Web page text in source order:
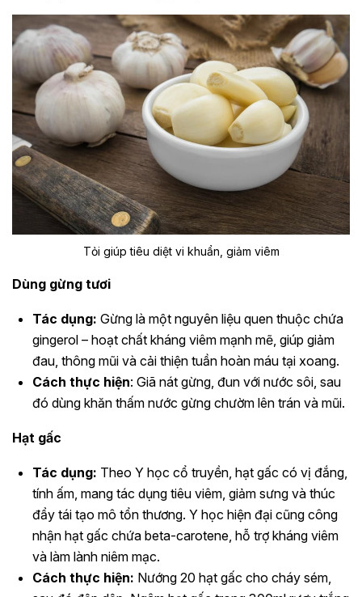
Tỏi giúp tiêu diệt vi khuẩn, giảm viêm
Dùng gừng tươi
Tác dụng: Gừng là một nguyên liệu quen thuộc chứa
gingerol – hoạt chất kháng viêm mạnh mẽ, giúp giảm
đau, thông mũi và cải thiện tuần hoàn máu tại xoang.
Cách thực hiện: Giã nát gừng, đun với nước sôi, sau
đó dùng khăn thấm nước gừng chườm lên trán và mũi.
Hạt gấc
Tác dụng: Theo Y học cổ truyền, hạt gấc có vị đắng,
tính ấm, mang tác dụng tiêu viêm, giảm sưng và thúc
đẩy tái tạo mô tổn thương. Y học hiện đại cũng công
nhận hạt gấc chứa beta-carotene, hỗ trợ kháng viêm
và làm lành niêm mạc.
Cách thực hiện: Nướng 20 hạt gấc cho cháy sém,